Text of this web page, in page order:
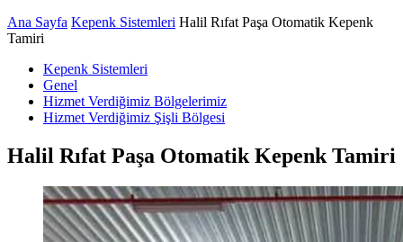
Ana Sayfa Kepenk Sistemleri Halil Rıfat Paşa Otomatik Kepenk
Tamiri
Kepenk Sistemleri
Genel
Hizmet Verdiğimiz Bölgelerimiz
Hizmet Verdiğimiz Şişli Bölgesi
Halil Rıfat Paşa Otomatik Kepenk Tamiri